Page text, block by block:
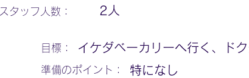
スタッフ人数： 2 人
イケダベーカリーへ行く、ド
​目標：
​準備のポイント： 特になし